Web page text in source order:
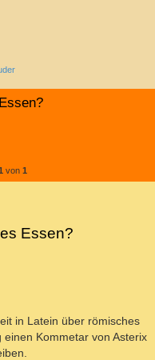
von 1
Essen?
in Latein über römisches
Kommetar von Asterix